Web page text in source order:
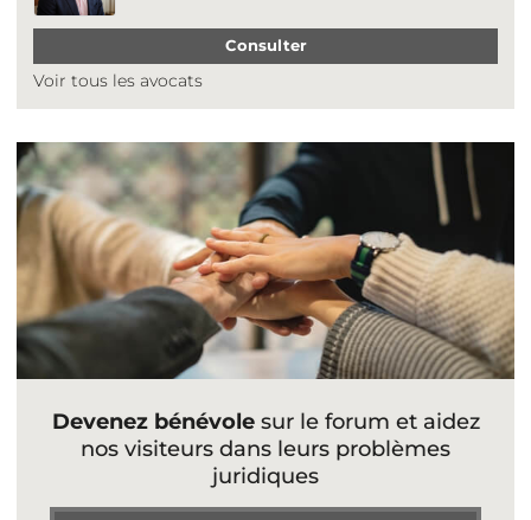
Consulter
Voir tous les avocats
Devenez bénévolesur le forum et aidez
nos visiteurs dans leurs problèmes
juridiques